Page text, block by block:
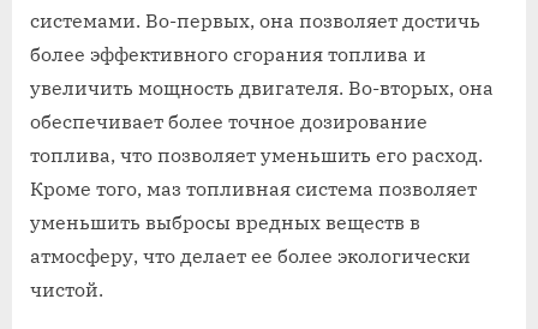
системами. Во-первых, она позволяет достичь
более эффективного сгорания топлива и
увеличить мощность двигателя. Во-вторых, она
обеспечивает более точное дозирование
топлива, что позволяет уменьшить его расход.
Кроме того, маз топливная система позволяет
уменьшить выбросы вредных веществ в
атмосферу, что делает ее более экологически
чистой.